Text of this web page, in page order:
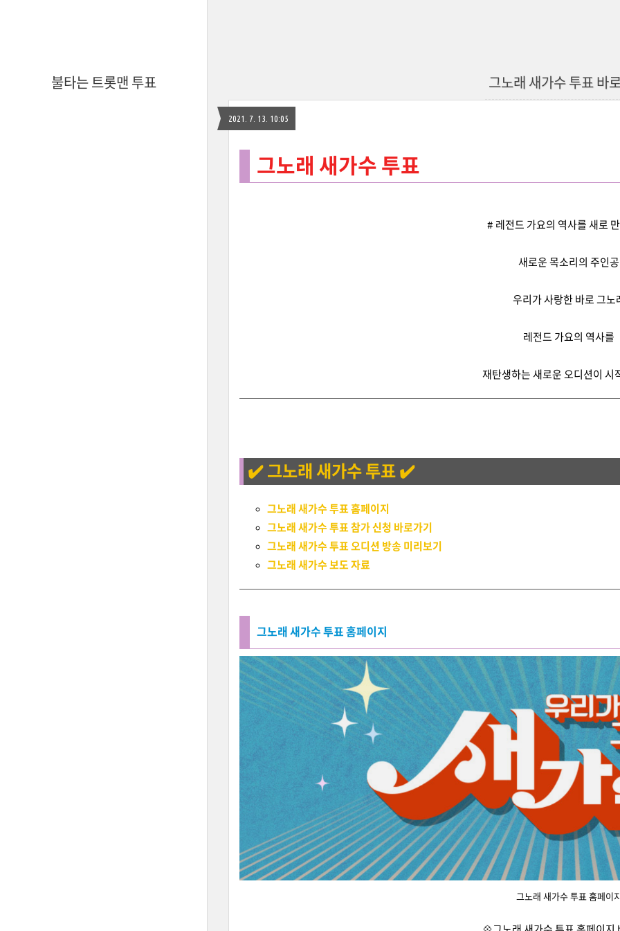
불타는 트롯맨 투표 그노래 새가수 투표 바
2021. 7. 13. 10:05
그노래 새가수 투표
# 레전드 가요의 역사를 새로
새로운 목소리의 주인공
우리가 사랑한 바로 그노
레전드 가요의 역사를
재탄생하는 새로운 오디션이 시
✔️ 그노래 새가수 투표 ✔️
그노래 새가수 투표 홈페이지
그노래 새가수 투표 참가 신청 바로가기
그노래 새가수 투표 오디션 방송 미리보기
그노래 새가수 보도 자료
그노래 새가수 투표 홈페이지
그노래 새가수 투표 홈페이지